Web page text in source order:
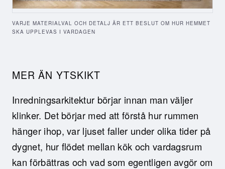
VARJE MATERIALVAL OCH DETALJ ÄR ETT BESLUT OM HUR HEMMET
SKA UPPLEVAS I VARDAGEN
MER ÄN YTSKIKT
Inredningsarkitektur börjar innan man väljer
klinker. Det börjar med att förstå hur rummen
hänger ihop, var ljuset faller under olika tider på
dygnet, hur flödet mellan kök och vardagsrum
kan förbättras och vad som egentligen avgör om